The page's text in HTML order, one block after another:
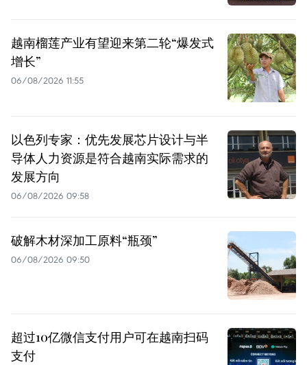
越南榴莲产业有望迎来第二轮“爆发式
增长”
06/08/2026 11:55
以色列专家：优先发展芯片设计与半
导体人力资源是符合越南实际需求的
发展方向
06/08/2026 09:58
破解木材深加工原料“瓶颈”
06/08/2026 09:50
超过10亿微信支付用户可在越南扫码
支付